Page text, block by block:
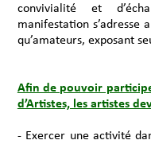
convivialité et
manifestation s’adresse
qu’amateurs, exposant
Afin de pouvoir
d’Artistes, les artistes
- Exercer une activité